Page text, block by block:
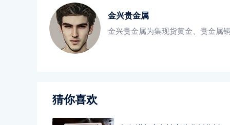
金兴贵金属
金兴贵金属为集现货黄金、贵金属
猜你喜欢